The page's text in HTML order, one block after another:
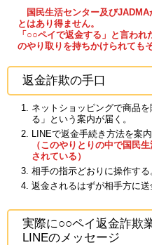
国民生活センター及び
とはあり得ません。
「○○ペイで返金する」と言わ
のやり取りを持ちかけられても
返金詐欺の手口
ネットショッピングで商品
る」という案内が届く。
LINEで返金手続き方法を案内
（このやりとりの中で国民
されている）
相手の指示どおりに操作する
返金されるはずが相手方に送
実際に○○ペイ返金詐欺
LINEのメッセージ